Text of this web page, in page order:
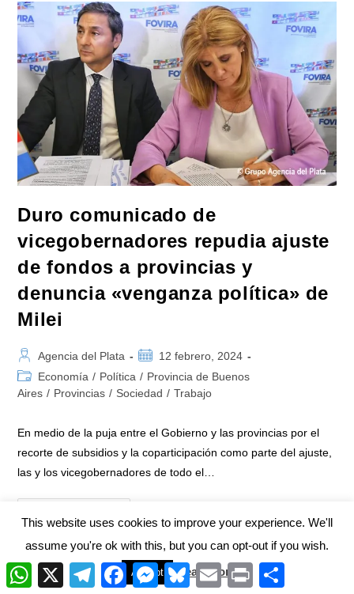
De
LLA»
Repudiaron
La
Visita
Y
Dichos
Canciller
Británico
En
Las
Islas
Malvinas
Duro comunicado de
vicegobernadores repudia ajuste
de fondos a provincias y
denuncia «venganza política» de
Milei
Autor
de
la
Agencia del Plata
Publicación
de
12 febrero, 2024
Categoría
de
Economía / Política / Provincia de Buenos
Aires / Provincias / Sociedad / Trabajo
En medio de la puja entre el Gobierno y las provincias por el
recorte de subsidios y la coparticipación como parte del ajuste,
las y los vicegobernadores de todo el…
Comunicado
Vicegobernadores
Ajuste
De
Fondos
W
X
T
F
M
B
l
E
m
P
This website uses cookies to improve your experience. We'll
assume you're ok with this, but you can opt-out if you wish.
Accept Read More